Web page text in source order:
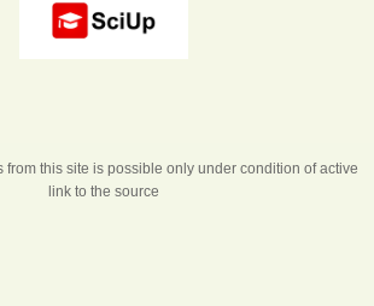
from this site is possible only under condition of active
link to the source